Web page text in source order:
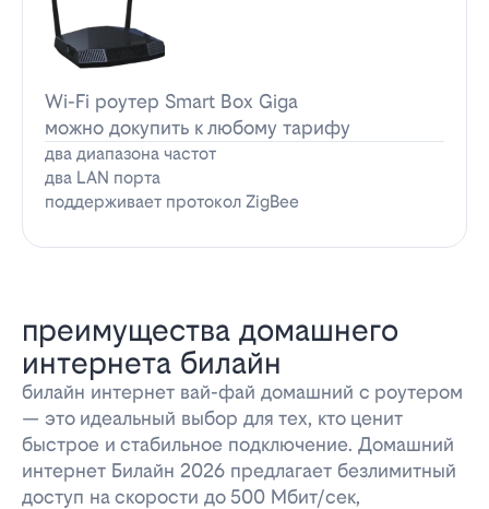
Wi-Fi роутер Smart Box Giga
можно докупить к любому тарифу
два диапазона частот
два LAN порта
поддерживает протокол ZigBee
преимущества домашнего
интернета билайн
билайн интернет вай-фай домашний с роутером
— это идеальный выбор для тех, кто ценит
быстрое и стабильное подключение. Домашний
интернет Билайн 2026 предлагает безлимитный
доступ на скорости до 500 Мбит/сек,